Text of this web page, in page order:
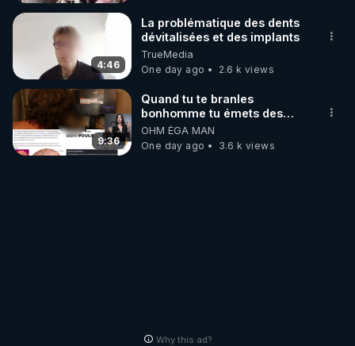
4:46
La problématique des dents
dévitalisées et des implants
TrueMedia
One day ago
2.6 k views
9:36
Quand tu te branles
bonhomme tu émets des
ondes ils ont juste omis de
t'expliquer
OHM ÉGA MAN
One day ago
3.6 k views
Why this ad?